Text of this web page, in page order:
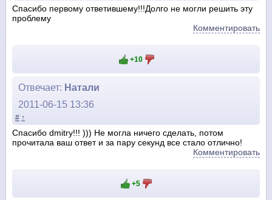
Спасибо первому ответившему!!!Долго не могли решить эту
проблему
Комментировать
+10
Отвечает: Натали
2011-06-15 13:36
# ↑
Спасибо dmitrу!!! ))) Не могла ничего сделать, потом
прочитала ваш ответ и за пару секунд все стало отлично!
Комментировать
+5